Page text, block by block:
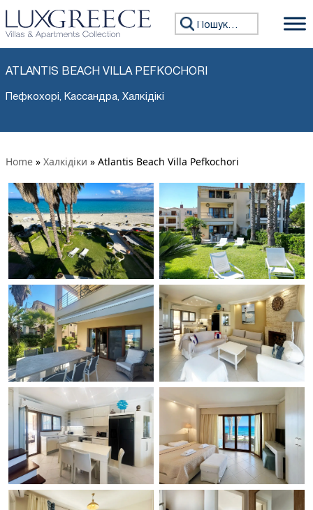
Пошук:
ATLANTIS BEACH VILLA PEFKOCHORI
Пефкохорі, Кассандра, Халкідікі
Home » Халкідіки » Atlantis Beach Villa Pefkochori